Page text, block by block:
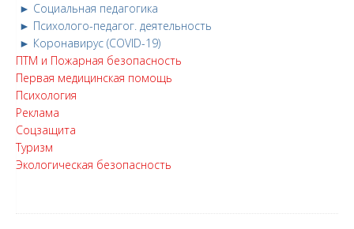
► Социальная педагогика
► Психолого-педагог. деятельность
► Коронавирус (COVID-19)
ПТМ и Пожарная безопасность
Первая медицинская помощь
Психология
Реклама
Соцзащита
Туризм
Экологическая безопасность